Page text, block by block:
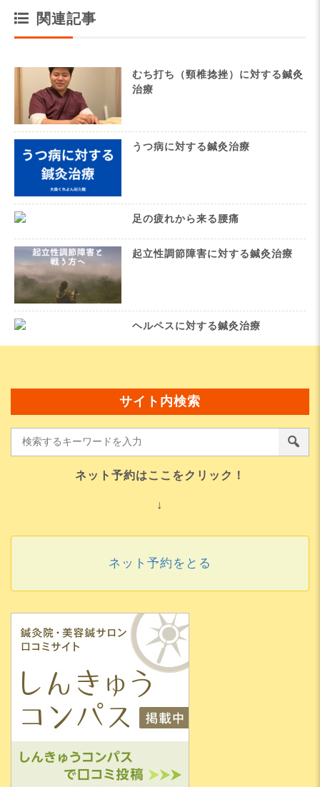
関連記事
むち打ち（頸椎捻挫）に対する鍼灸
治療
うつ病に対する鍼灸治療
足の疲れから来る腰痛
起立性調節障害に対する鍼灸治療
ヘルペスに対する鍼灸治療
サイト内検索
ネット予約はここをクリック！
↓
ネット予約をとる